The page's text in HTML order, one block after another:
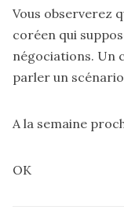
Vous observerez
coréen qui
négociations. Un
parler un
A la semaine
OK